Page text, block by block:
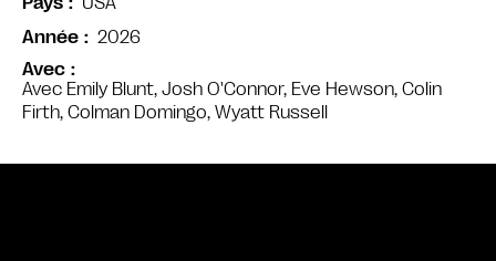
Avec
Avec Emily Blunt, Josh O'Connor, Eve Hewson, Colin
Firth, Colman Domingo, Wyatt Russell
Année
2026